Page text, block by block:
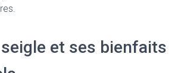
et ses bienfaits